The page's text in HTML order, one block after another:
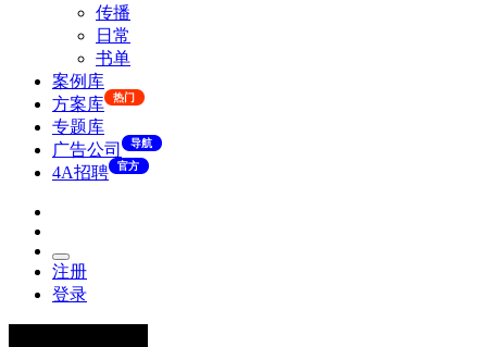
传播
日常
书单
案例库
方案库
热门
专题库
广告公司
导航
4A招聘 官方
注册
登录